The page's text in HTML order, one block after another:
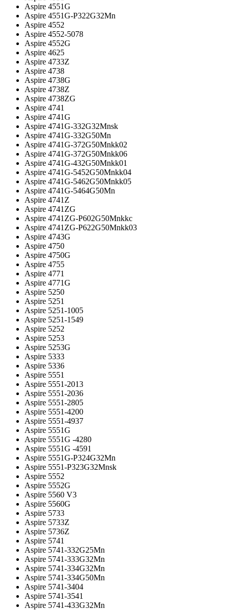
Aspire 4551G
Aspire 4551G-P322G32Mn
Aspire 4552
Aspire 4552-5078
Aspire 4552G
Aspire 4625
Aspire 4733Z
Aspire 4738
Aspire 4738G
Aspire 4738Z
Aspire 4738ZG
Aspire 4741
Aspire 4741G
Aspire 4741G-332G32Mnsk
Aspire 4741G-332G50Mn
Aspire 4741G-372G50Mnkk02
Aspire 4741G-372G50Mnkk06
Aspire 4741G-432G50Mnkk01
Aspire 4741G-5452G50Mnkk04
Aspire 4741G-5462G50Mnkk05
Aspire 4741G-5464G50Mn
Aspire 4741Z
Aspire 4741ZG
Aspire 4741ZG-P602G50Mnkkc
Aspire 4741ZG-P622G50Mnkk03
Aspire 4743G
Aspire 4750
Aspire 4750G
Aspire 4755
Aspire 4771
Aspire 4771G
Aspire 5250
Aspire 5251
Aspire 5251-1005
Aspire 5251-1549
Aspire 5252
Aspire 5253
Aspire 5253G
Aspire 5333
Aspire 5336
Aspire 5551
Aspire 5551-2013
Aspire 5551-2036
Aspire 5551-2805
Aspire 5551-4200
Aspire 5551-4937
Aspire 5551G
Aspire 5551G -4280
Aspire 5551G -4591
Aspire 5551G-P324G32Mn
Aspire 5551-P323G32Mnsk
Aspire 5552
Aspire 5552G
Aspire 5560 V3
Aspire 5560G
Aspire 5733
Aspire 5733Z
Aspire 5736Z
Aspire 5741
Aspire 5741-332G25Mn
Aspire 5741-333G32Mn
Aspire 5741-334G32Mn
Aspire 5741-334G50Mn
Aspire 5741-3404
Aspire 5741-3541
Aspire 5741-433G32Mn